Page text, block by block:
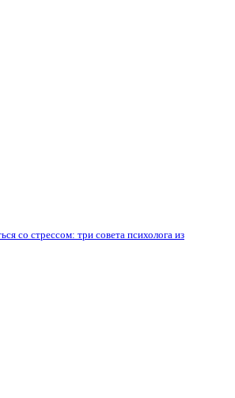
со стрессом: три совета психолога из